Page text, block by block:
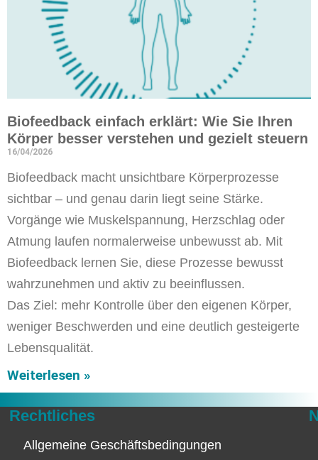
Biofeedback einfach erklärt: Wie Sie Ihren
Körper besser verstehen und gezielt steuern
16/04/2026
Biofeedback macht unsichtbare Körperprozesse
sichtbar – und genau darin liegt seine Stärke.
Vorgänge wie Muskelspannung, Herzschlag oder
Atmung laufen normalerweise unbewusst ab. Mit
Biofeedback lernen Sie, diese Prozesse bewusst
wahrzunehmen und aktiv zu beeinflussen.
Das Ziel: mehr Kontrolle über den eigenen Körper,
weniger Beschwerden und eine deutlich gesteigerte
Lebensqualität.
Weiterlesen »
Rechtliches
Allgemeine Geschäftsbedingungen